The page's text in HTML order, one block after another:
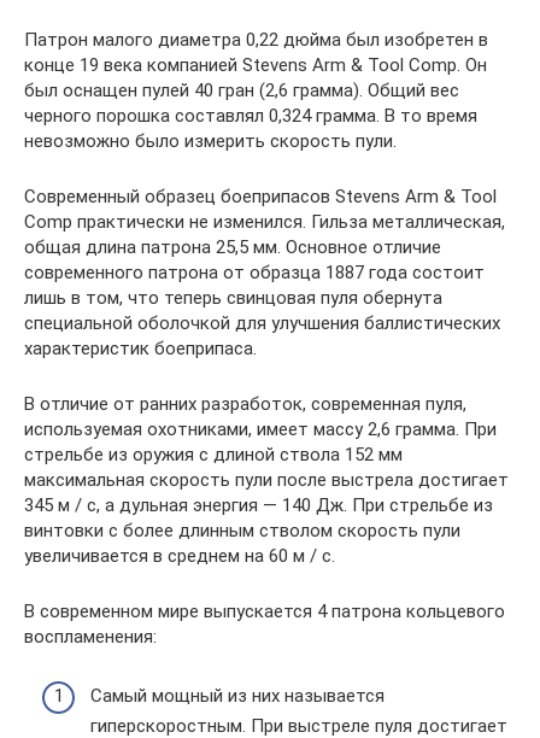
Патрон малого диаметра 0,22 дюйма был изобретен в
конце 19 века компанией Stevens Arm & Tool Comp. Он
был оснащен пулей 40 гран (2,6 грамма). Общий вес
черного порошка составлял 0,324 грамма. В то время
невозможно было измерить скорость пули.
Современный образец боеприпасов Stevens Arm & Tool
Comp практически не изменился. Гильза металлическая,
общая длина патрона 25,5 мм. Основное отличие
современного патрона от образца 1887 года состоит
лишь в том, что теперь свинцовая пуля обернута
специальной оболочкой для улучшения баллистических
характеристик боеприпаса.
В отличие от ранних разработок, современная пуля,
используемая охотниками, имеет массу 2,6 грамма. При
стрельбе из оружия с длиной ствола 152 мм
максимальная скорость пули после выстрела достигает
345 м / с, а дульная энергия — 140 Дж. При стрельбе из
винтовки с более длинным стволом скорость пули
увеличивается в среднем на 60 м / с.
В современном мире выпускается 4 патрона кольцевого
воспламенения:
Самый мощный из них называется
гиперскоростным. При выстреле пуля достигает